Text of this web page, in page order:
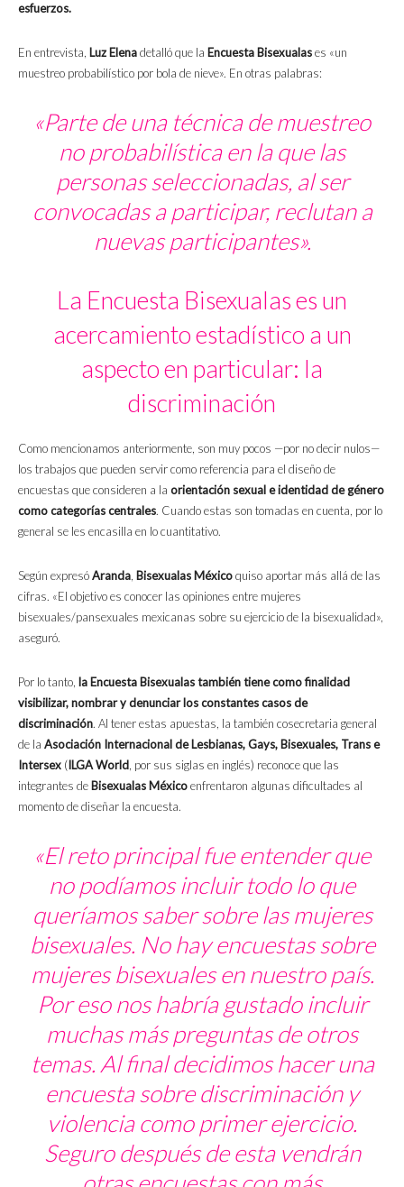
esfuerzos.
En entrevista, Luz Elenadetalló que la Encuesta Bisexualases «un
muestreo probabilístico por bola de nieve». En otras palabras:
«Parte de una técnica de muestreo
no probabilística en la que las
personas seleccionadas, al ser
convocadas a participar, reclutan a
nuevas participantes».
La Encuesta Bisexualas es un
acercamiento estadístico a un
aspecto en particular: la
discriminación
Como mencionamos anteriormente, son muy pocos —por no decir nulos—
los trabajos que pueden servir como referencia para el diseño de
encuestas que consideren a la orientación sexual e identidad de género
como categorías centrales. Cuando estas son tomadas en cuenta, por lo
general se les encasilla en lo cuantitativo.
Según expresóAranda, Bisexualas Méxicoquiso aportar más allá de las
cifras. «El objetivo es conocer las opiniones entre mujeres
bisexuales/pansexuales mexicanas sobre su ejercicio de la bisexualidad»,
aseguró.
Por lo tanto, la Encuesta Bisexualas también tiene como finalidad
visibilizar, nombrar y denunciar los constantes casos de
discriminación. Al tener estas apuestas, la también cosecretaria general
de la Asociación Internacional de Lesbianas, Gays, Bisexuales, Trans e
Intersex (ILGA World, por sus siglas en inglés) reconoce que las
integrantes de Bisexualas Méxicoenfrentaron algunas dificultades al
momento de diseñar la encuesta.
«El reto principal fue entender que
no podíamos incluir todo lo que
queríamos saber sobre las mujeres
bisexuales. No hay encuestas sobre
mujeres bisexuales en nuestro país.
Por eso nos habría gustado incluir
muchas más preguntas de otros
temas. Al final decidimos hacer una
encuesta sobre discriminación y
violencia como primer ejercicio.
Seguro después de esta vendrán